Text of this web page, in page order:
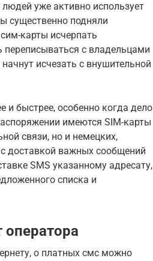
уже активно использует
существенно подняли
карты исчерпать
переписываться с владельцами
исчезать с внушительной
и быстрее, особенно когда дело
имеются SIM-карты
связи, но и немецких,
доставкой важных сообщений
SMS указанному адресату,
списка и
оператора
о платных смс можно